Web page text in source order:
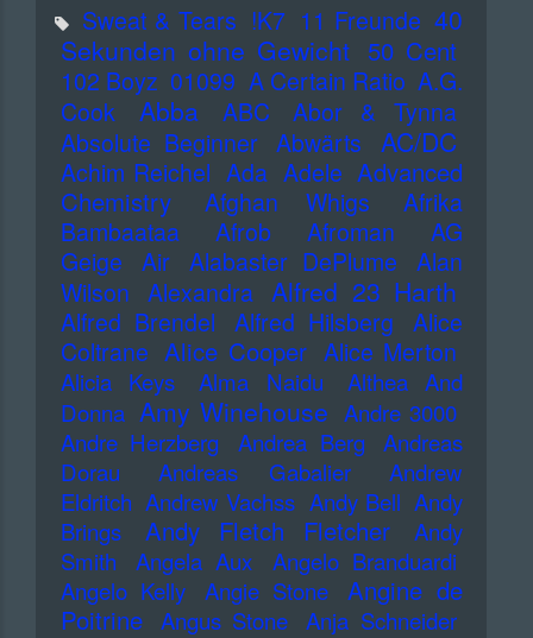
Sweat & Tears !K7 11 Freunde 40
Sekunden ohne Gewicht 50 Cent
102 Boyz 01099 A Certain Ratio A.G.
Cook
Abba ABC
Abor & Tynna
Absolute Beginner Abwärts AC/DC
Achim Reichel Ada Adele Advanced
Chemistry
Afghan Whigs
Afrika
Bambaataa
Afrob Afroman
AG
Geige
Air Alabaster DePlume
Alan
Wilson Alexandra Alfred 23 Harth
Alfred Brendel Alfred Hilsberg
Alice
Coltrane Alice Cooper Alice Merton
Alicia Keys Alma Naidu
Althea And
Donna Amy Winehouse Andre 3000
Andre Herzberg
Andrea Berg
Andreas
Dorau
Andreas Gabalier
Andrew
Eldritch Andrew Vachss Andy Bell Andy
Brings
Andy Fletch Fletcher
Andy
Smith
Angela Aux
Angelo Branduardi
Angelo Kelly
Angie Stone
Angine de
Poitrine Angus Stone Anja Schneider